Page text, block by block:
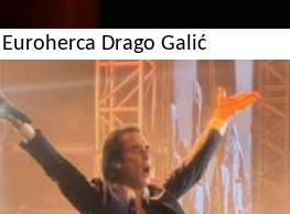
Drago Galić